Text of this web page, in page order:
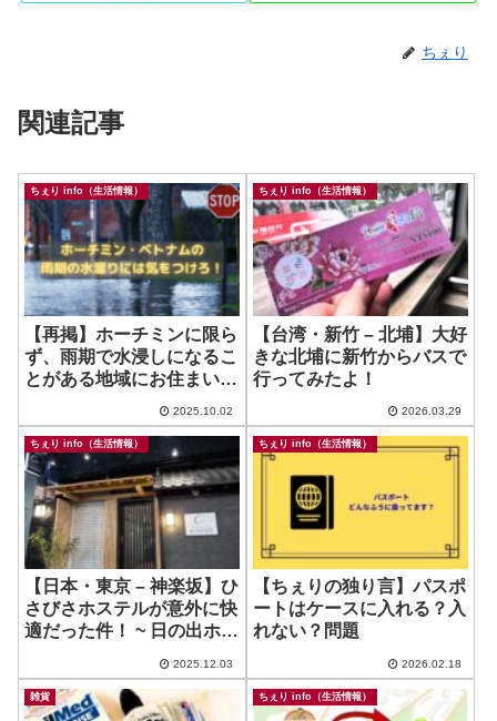
ちぇり
関連記事
ちぇり info（生活情報）
【再掲】ホーチミンに限ら
ず、雨期で水浸しになるこ
とがある地域にお住まい・
つけてほしいこと
2025.10.02
ちぇり info（生活情報）
【台湾・新竹 – 北埔】大好
きな北埔に新竹からバスで
行ってみたよ！
2026.03.29
ちぇり info（生活情報）
【日本・東京 – 神楽坂】ひ
さびさホステルが意外に快
適だった件！ ~ 日の出ホテ
2025.12.03
ちぇり info（生活情報）
【ちぇりの独り言】パスポ
ートはケースに入れる？入
れない？問題
2026.02.18
雑貨 ちぇり info（生活情報）